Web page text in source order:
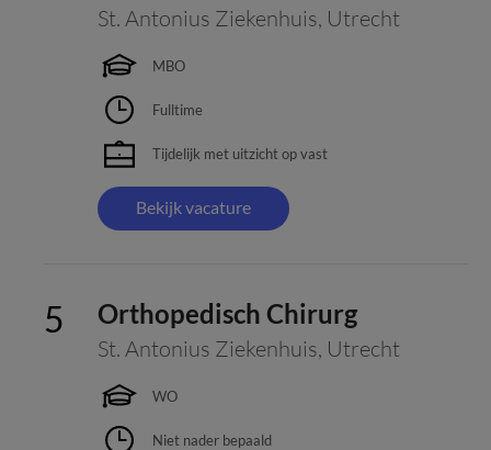
St. Antonius Ziekenhuis, Utrecht
MBO
Fulltime
Tijdelijk met uitzicht op vast
Bekijk vacature
Orthopedisch Chirurg
St. Antonius Ziekenhuis, Utrecht
WO
Niet nader bepaald